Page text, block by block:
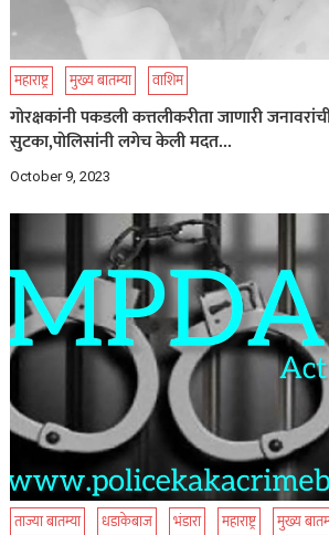
महाराष्ट्र मुख्य बातम्या वाशिम
गोरक्षकांनी पकडली कत्तलीकरीता जाणारी
सुटका,पोलिसांनी लगेच केली मदत…
October 9, 2023
ताज्या बातम्या धडाकेबाज भंडारा महाराष्ट्र मुख्य